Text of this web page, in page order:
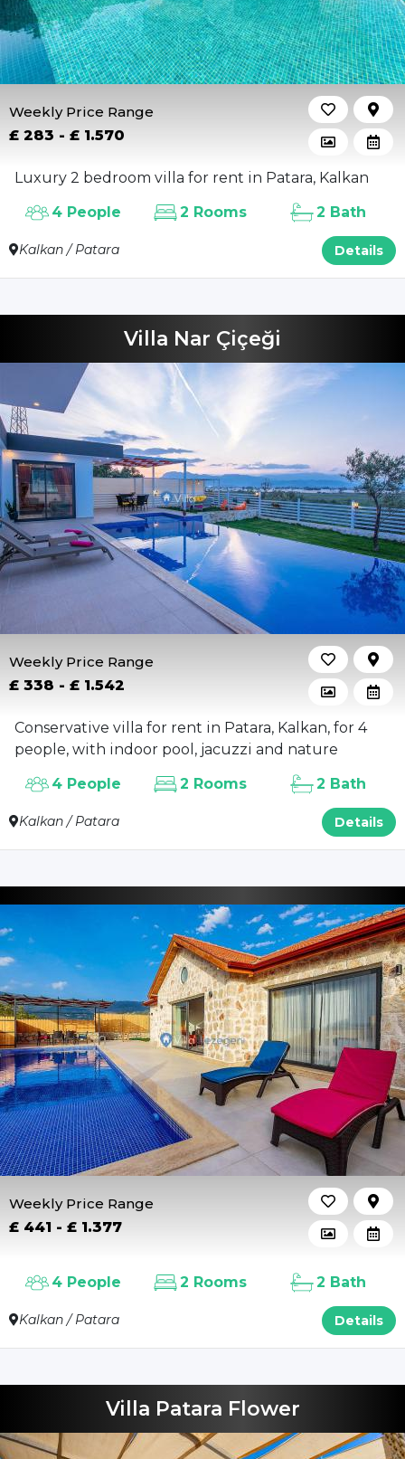
Weekly Price Range
£ 283 - £ 1.570
Luxury 2 bedroom villa for rent in Patara, Kalkan
Kalkan / Patara Details
4 People 2 Rooms 2 Bath
Villa Nar Çiçeği
Weekly Price Range
£ 338 - £ 1.542
Conservative villa for rent in Patara, Kalkan, for 4
people, with indoor pool, jacuzzi and nature
Kalkan / Patara Details
4 People 2 Rooms 2 Bath
Weekly Price Range
£ 441 - £ 1.377
Kalkan / Patara Details
4 People 2 Rooms 2 Bath
Villa Patara Flower